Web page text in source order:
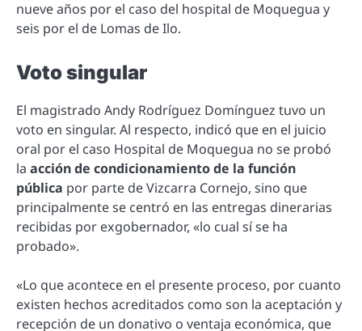
nueve años por el caso del hospital de Moquegua y
seis por el de Lomas de Ilo.
Voto singular
El magistrado Andy Rodríguez Domínguez tuvo un
voto en singular. Al respecto, indicó que en el juicio
oral por el caso Hospital de Moquegua no se probó
la acción de condicionamiento de la función
pública por parte de Vizcarra Cornejo, sino que
principalmente se centró en las entregas dinerarias
recibidas por exgobernador, «lo cual sí se ha
probado».
«Lo que acontece en el presente proceso, por cuanto
existen hechos acreditados como son la aceptación y
recepción de un donativo o ventaja económica, que